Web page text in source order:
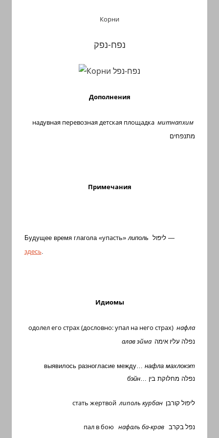
Корни
נפח-נפק
Дополнения
надувная перевозная детская площадка митнапхим
מתנפחים
Примечания
Будущее время глагола «упасть»липоль ליפול—
здесь.
Идиомы
одолел его страх (дословно: упал на него страх) нафла
алав эйма נפלה עליו אימה
выявилось разногласие между… нафла махлокэт
бэйн… נפלה מחלוקת בין
стать жертвойлиполь курбан ליפול קורבן
пал в бою нафаль ба-крав נפל בקרב